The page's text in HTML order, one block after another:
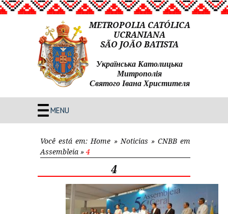
METROPOLIA CATÓLICA
UCRANIANA
SÃO JOÃO BATISTA
Українська Католицька
Митрополія
Святого Івана Христителя
MENU
Você está em: Home » Noticias » CNBB em
Assembleia » 4
4